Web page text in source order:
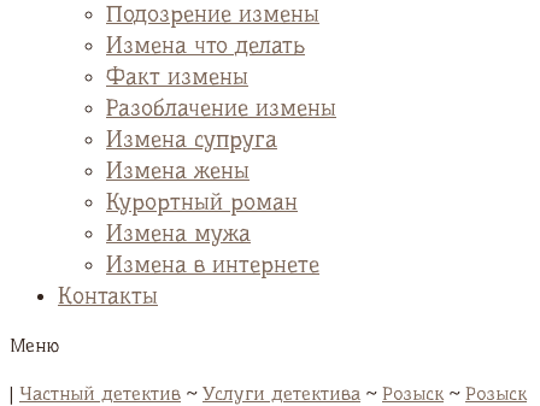
Подозрение измены
Измена что делать
Факт измены
Разоблачение измены
Измена супруга
Измена жены
Курортный роман
Измена мужа
Измена в интернете
Контакты
Меню
| Частный детектив ~ Услуги детектива ~ Розыск~ Розыск